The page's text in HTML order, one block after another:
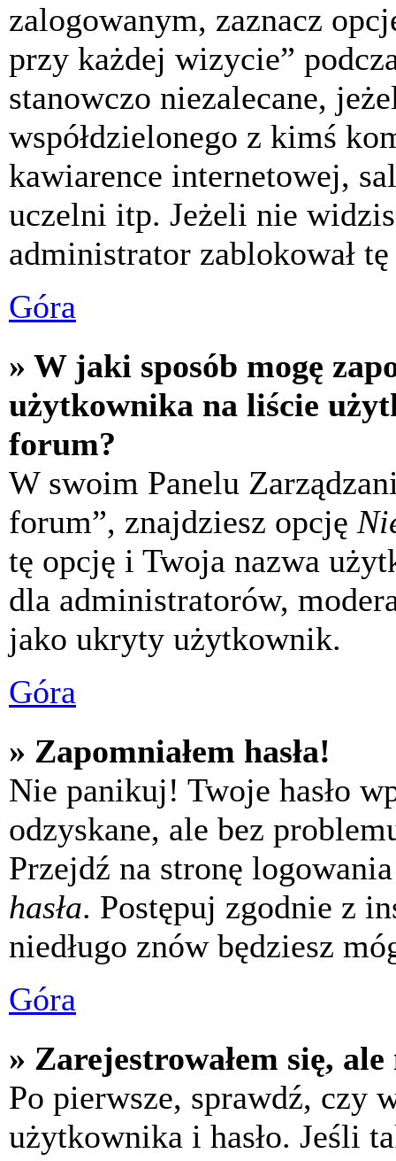
zalogowanym, zaznacz
przy każdej wizycie”
stanowczo niezalecane,
współdzielonego z kimś
kawiarence internetowej,
uczelni itp. Jeżeli nie
administrator zablokował
Góra
» W jaki sposób mogę
użytkownika na liście
forum?
W swoim Panelu
forum”, znajdziesz opcję
tę opcję i Twoja nazwa
dla administratorów,
jako ukryty użytkownik.
Góra
» Zapomniałem hasła!
Nie panikuj! Twoje hasło
odzyskane, ale bez
Przejdź na stronę
hasła. Postępuj zgodnie z
niedługo znów będziesz
Góra
» Zarejestrowałem się,
Po pierwsze, sprawdź, czy
użytkownika i hasło. Jeśli